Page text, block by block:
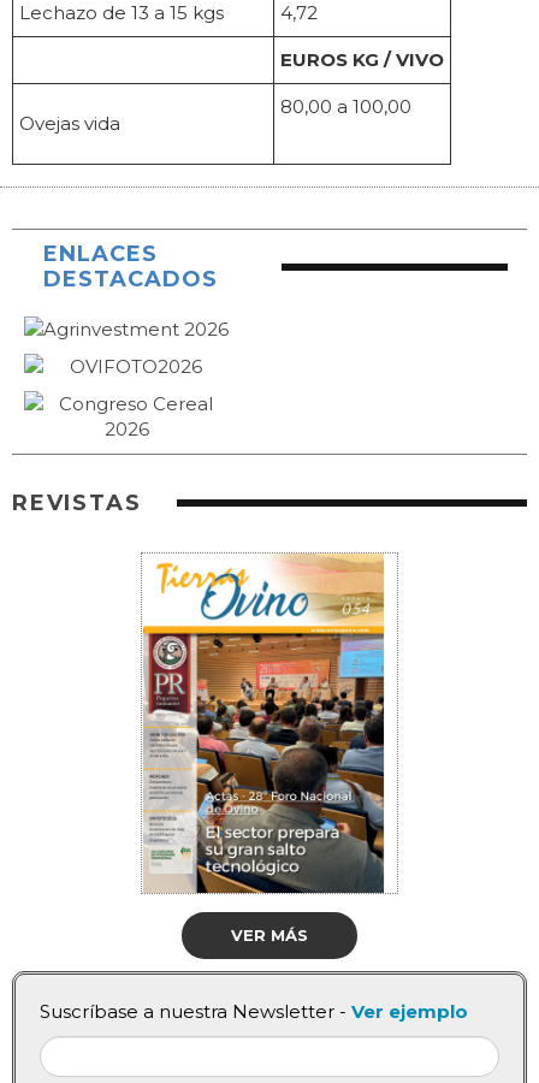
Lechazo de 13 a 15 kgs 4,72
EUROS KG / VIVO
Ovejas vida
80,00 a 100,00
ENLACES
DESTACADOS
REVISTAS
VER MÁS
Suscríbase a nuestra Newsletter - Ver ejemplo